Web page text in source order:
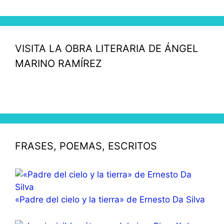
VISITA LA OBRA LITERARIA DE ÁNGEL
MARINO RAMÍREZ
FRASES, POEMAS, ESCRITOS
«Padre del cielo y la tierra» de Ernesto Da Silva